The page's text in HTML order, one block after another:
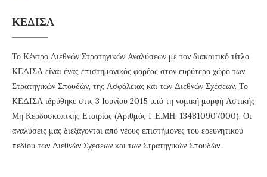
ΚΕΔΙΣΑ
Το Κέντρο Διεθνών Στρατηγικών Αναλύσεων με τον διακριτικό τίτλο
ΚΕΔΙΣΑ είναι ένας επιστημονικός φορέας στον ευρύτερο χώρο των
Στρατηγικών Σπουδών, της Ασφάλειας και των Διεθνών Σχέσεων. Το
ΚΕΔΙΣΑ ιδρύθηκε στις 3 Ιουνίου 2015 υπό τη νομική μορφή Αστικής
Μη Κερδοσκοπικής Εταιρίας (Αριθμός Γ.Ε.ΜΗ: 134810907000). Οι
αναλύσεις μας διεξάγονται από νέους επιστήμονες του ερευνητικού
πεδίου των Διεθνών Σχέσεων και των Στρατηγικών Σπουδών .